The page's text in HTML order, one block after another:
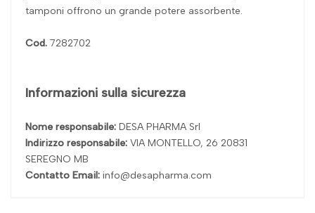
tamponi offrono un grande potere assorbente.
Cod. 7282702
Informazioni sulla sicurezza
Nome responsabile: DESA PHARMA Srl
Indirizzo responsabile: VIA MONTELLO, 26 20831
SEREGNO MB
Contatto Email: info@desapharma.com